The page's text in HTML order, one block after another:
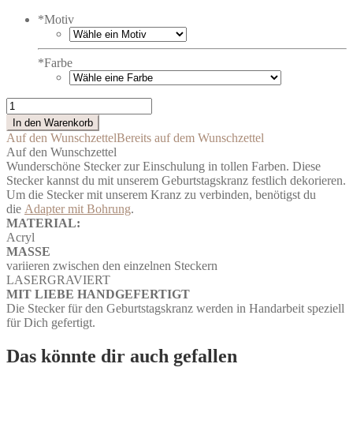
*Motiv
*Farbe
Bunte
Stecker
zur
Einschulung
Menge
In den Warenkorb
Auf den WunschzettelBereits auf dem Wunschzettel
Auf den Wunschzettel
Wunderschöne Stecker zur Einschulung in tollen Farben. Diese
Stecker kannst du mit unserem Geburtstagskranz festlich dekorieren.
Um die Stecker mit unserem Kranz zu verbinden, benötigst du
die Adapter mit Bohrung.
MATERIAL:
Acryl
MASSE
variieren zwischen den einzelnen Steckern
LASERGRAVIERT
MIT LIEBE HANDGEFERTIGT
Die Stecker für den Geburtstagskranz werden in Handarbeit speziell
für Dich gefertigt.
Das könnte dir auch gefallen